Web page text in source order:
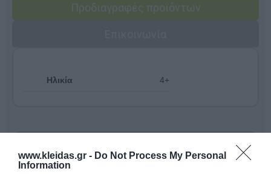
www.kleidas.gr - Do Not Process My Personal
Information
Προδιαγραφές προϊόντων
Ηλικία 4+